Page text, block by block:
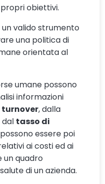
propri obiettivi.
un valido strumento
una politica di
orientata al
umane possono
informazioni
turnover, dalla
tasso di
essere poi
ai costi ed ai
un quadro
di un azienda.